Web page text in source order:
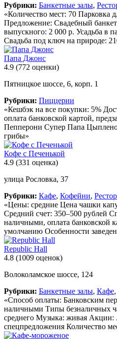
Рубрики: Банкетные залы,
«Количество мест: 70 Парковка
Предложение: Свадебный
выпускного: 2 000 р. Усадьба в
Свадьба под ключ на природе:
Папа Джонс
4.9 (772 оценки)
Пятницкое шоссе, 6, корп. 1
Рубрики: Пиццерии
«Кешбэк на все покупки: 5%
оплата банковской картой,
Пепперони Супер Папа
грибы»
Кофе с Печенькой
4.9 (331 оценка)
улица Рословка, 37
Рубрики: Кафе, Кофейни,
«Цены: средние Цена чашки
Средний счет: 350–500 рублей
наличными, оплата банковской
умолчанию Особенности
Republic Hall
4.8 (1009 оценок)
Волоколамское шоссе, 124
Рубрики: Банкетные залы, Кафе,
«Способ оплаты: Банковским
наличными Типы безналичных
среднего Музыка: живая Акции:
спецпредложения Количество